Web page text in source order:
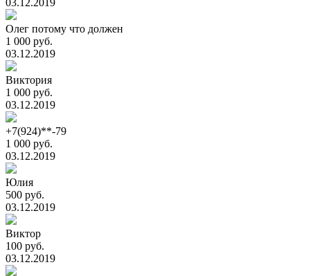
03.12.2019
Олег потому что должен
1 000 руб.
03.12.2019
Виктория
1 000 руб.
03.12.2019
+7(924)**-79
1 000 руб.
03.12.2019
Юлия
500 руб.
03.12.2019
Виктор
100 руб.
03.12.2019